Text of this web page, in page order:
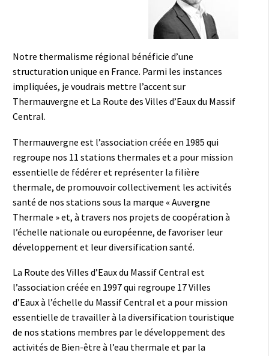
Notre thermalisme régional bénéficie d’une
structuration unique en France. Parmi les instances
impliquées, je voudrais mettre l’accent sur
Thermauvergne et La Route des Villes d’Eaux du Massif
Central.
Thermauvergne est l’association créée en 1985 qui
regroupe nos 11 stations thermales et a pour mission
essentielle de fédérer et représenter la filière
thermale, de promouvoir collectivement les activités
santé de nos stations sous la marque « Auvergne
Thermale » et, à travers nos projets de coopération à
l’échelle nationale ou européenne, de favoriser leur
développement et leur diversification santé.
La Route des Villes d’Eaux du Massif Central est
l’association créée en 1997 qui regroupe 17 Villes
d’Eaux à l’échelle du Massif Central et a pour mission
essentielle de travailler à la diversification touristique
de nos stations membres par le développement des
activités de Bien-être à l’eau thermale et par la